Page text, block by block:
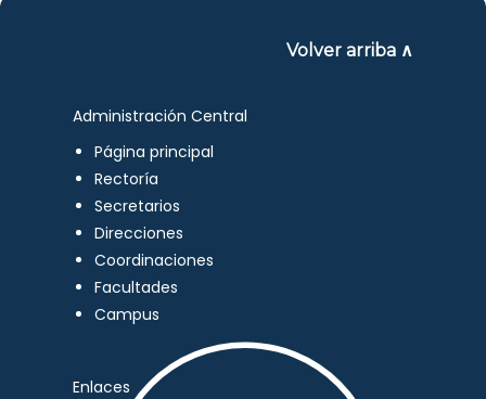
Volver arriba ∧
Administración Central
Página principal
Rectoría
Secretarios
Direcciones
Coordinaciones
Facultades
Campus
Enlaces